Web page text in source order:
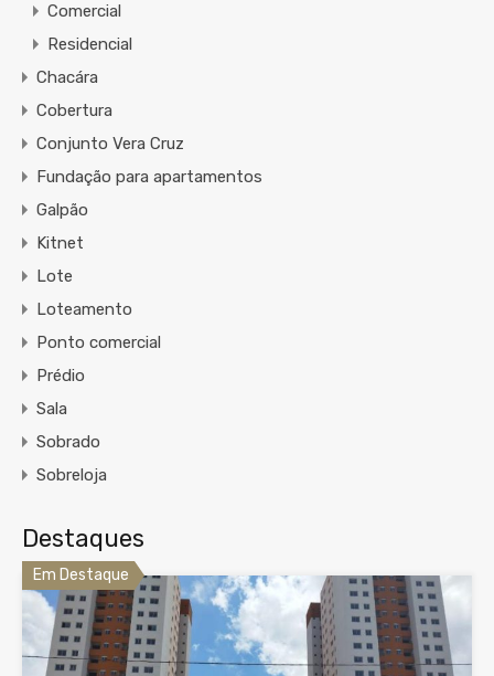
Comercial
Residencial
Chacára
Cobertura
Conjunto Vera Cruz
Fundação para apartamentos
Galpão
Kitnet
Lote
Loteamento
Ponto comercial
Prédio
Sala
Sobrado
Sobreloja
Destaques
Em Destaque